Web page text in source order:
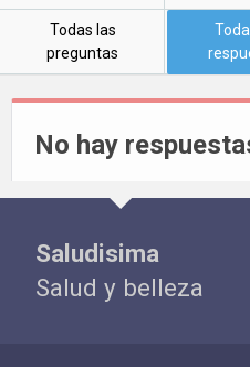
Todas las
preguntas
No hay
Saludisima
Salud y belleza